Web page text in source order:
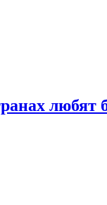
любят